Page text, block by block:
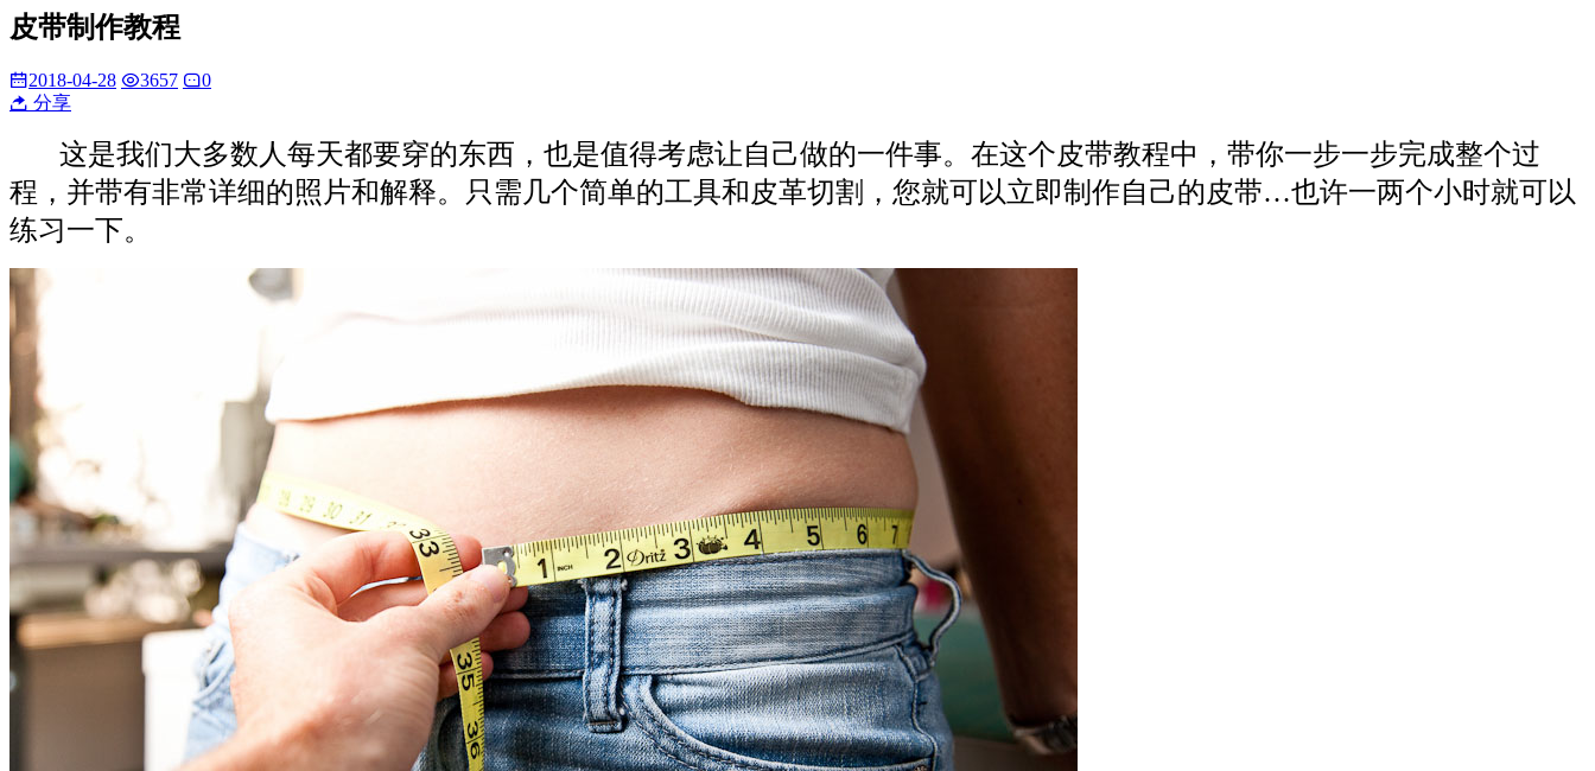
皮带制作教程
2018-04-28 3657
0
分享
这是我们大多数人每天都要穿的东西，也是值得考虑让自己做的一件事。在这个皮带教程中，带你一步一步完成整个过
程，并带有非常详细的照片和解释。只需几个简单的工具和皮革切割，您就可以立即制作自己的皮带…也许一两个小时就可以
练习一下。